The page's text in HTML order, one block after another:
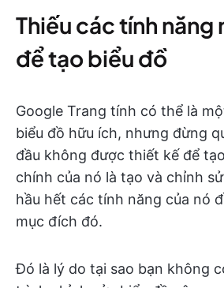
Thiếu các tính năng
để tạo biểu đồ
Google Trang tính có thể là
biểu đồ hữu ích, nhưng đừng
đầu không được thiết kế để
chính của nó là tạo và chỉnh
hầu hết các tính năng của nó
mục đích đó.
Đó là lý do tại sao bạn không